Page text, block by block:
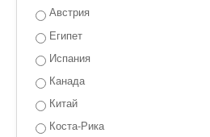
Австрия
Египет
Испания
Канада
Китай
Коста-Рика